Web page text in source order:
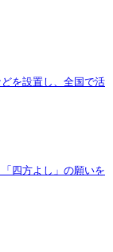
を設置し、全国で活
四方よし」の願いを